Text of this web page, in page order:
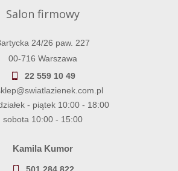
Salon firmowy
24/26 paw. 227
00-716 Warszawa
22 559 10 49
- piątek 10:00 - 18:00
sobota 10:00 - 15:00
Kamila Kumor